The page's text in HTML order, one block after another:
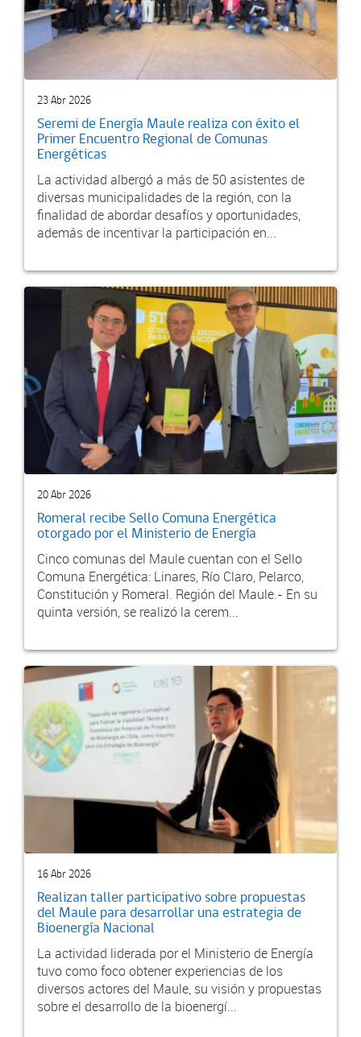
23 Abr 2026
Seremi de Energía Maule realiza con éxito el
Primer Encuentro Regional de Comunas
Energéticas
La actividad albergó a más de 50 asistentes de
diversas municipalidades de la región, con la
finalidad de abordar desafíos y oportunidades,
además de incentivar la participación en...
20 Abr 2026
Romeral recibe Sello Comuna Energética
otorgado por el Ministerio de Energía
Cinco comunas del Maule cuentan con el Sello
Comuna Energética: Linares, Río Claro, Pelarco,
Constitución y Romeral. Región del Maule.- En su
quinta versión, se realizó la cerem...
16 Abr 2026
Realizan taller participativo sobre propuestas
del Maule para desarrollar una estrategia de
Bioenergía Nacional
La actividad liderada por el Ministerio de Energía
tuvo como foco obtener experiencias de los
diversos actores del Maule, su visión y propuestas
sobre el desarrollo de la bioenergí...